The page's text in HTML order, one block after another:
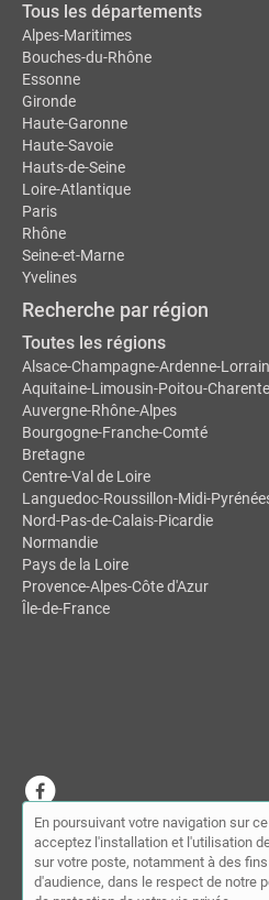
Tous les départements
Alpes-Maritimes
Bouches-du-Rhône
Essonne
Gironde
Haute-Garonne
Haute-Savoie
Hauts-de-Seine
Loire-Atlantique
Paris
Rhône
Seine-et-Marne
Yvelines
Recherche par région
Toutes les régions
Alsace-Champagne-Ardenne-
Aquitaine-Limousin-Poitou-
Auvergne-Rhône-Alpes
Bourgogne-Franche-Comté
Bretagne
Centre-Val de Loire
Languedoc-Roussillon-Midi-
Nord-Pas-de-Calais-Picardie
Normandie
Pays de la Loire
Provence-Alpes-Côte d'Azur
Île-de-France
© MDSL | Annuaire des
compte|Contact
Conditions générales d'utilisation|
En poursuivant votre navigation sur
acceptez l'installation et l'utilisation
sur votre poste, notamment à des
d'audience, dans le respect de notre